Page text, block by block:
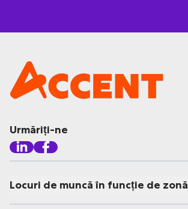
Urmăriți-ne
Locuri de muncă în funcție de zonă